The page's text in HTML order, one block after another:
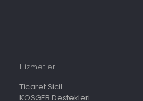
Hizmetler
Ticaret Sicil
KOSGEB Destekleri